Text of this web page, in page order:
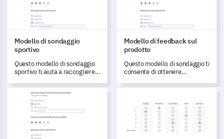
Modello di sondaggio
sportivo
Questo modello di sondaggio
sportivo ti aiuta a raccogliere
migliorare i tuoi programmi e
servizi sportivi.
Modello di feedback sul
prodotto
Questo modello di sondaggio ti
consente di ottenere
raccogliere dati
soddisfazione degli utenti.
Modello di modulo di acquisizione contatti